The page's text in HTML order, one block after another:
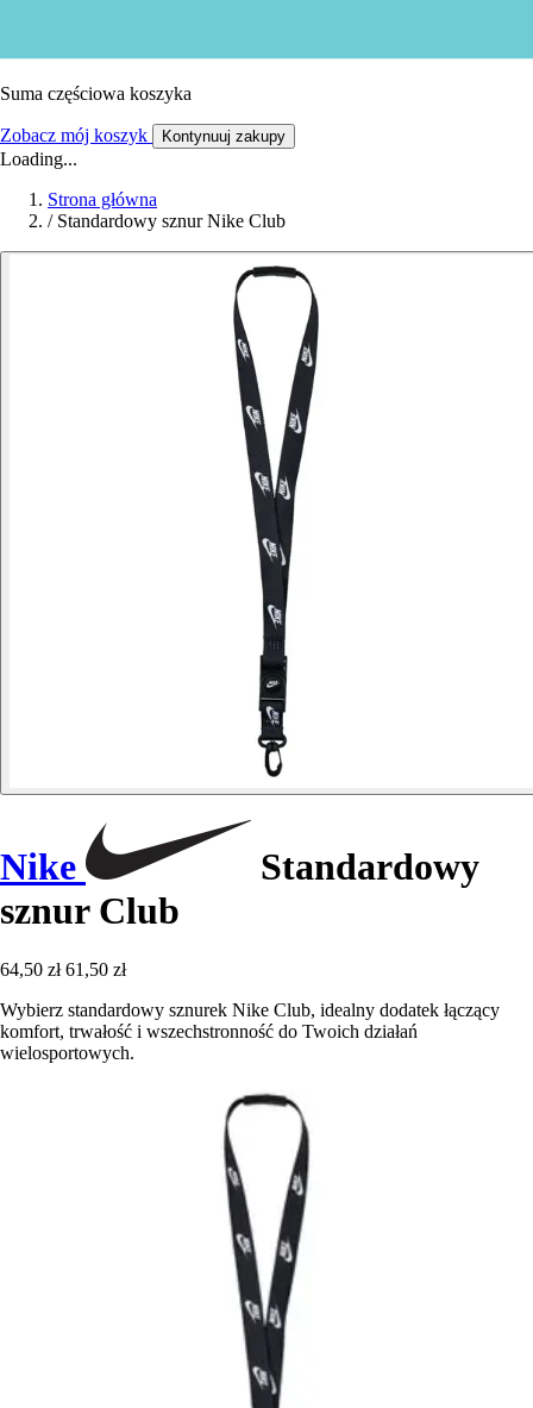
Suma częściowa koszyka
Zobacz mój koszyk Kontynuuj zakupy
Loading...
Strona główna
/ Standardowy sznur Nike Club
Nike
Standardowy
sznur Club
64,50 zł 61,50 zł
Wybierz standardowy sznurek Nike Club, idealny dodatek łączący
komfort, trwałość i wszechstronność do Twoich działań
wielosportowych.